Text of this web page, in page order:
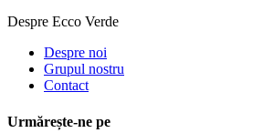
Despre Ecco Verde
Despre noi
Grupul nostru
Contact
Urmărește-ne pe